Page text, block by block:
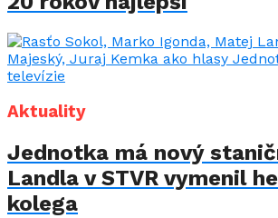
Aktuality
Jednotka má nový
Landla v STVR vymenil
kolega